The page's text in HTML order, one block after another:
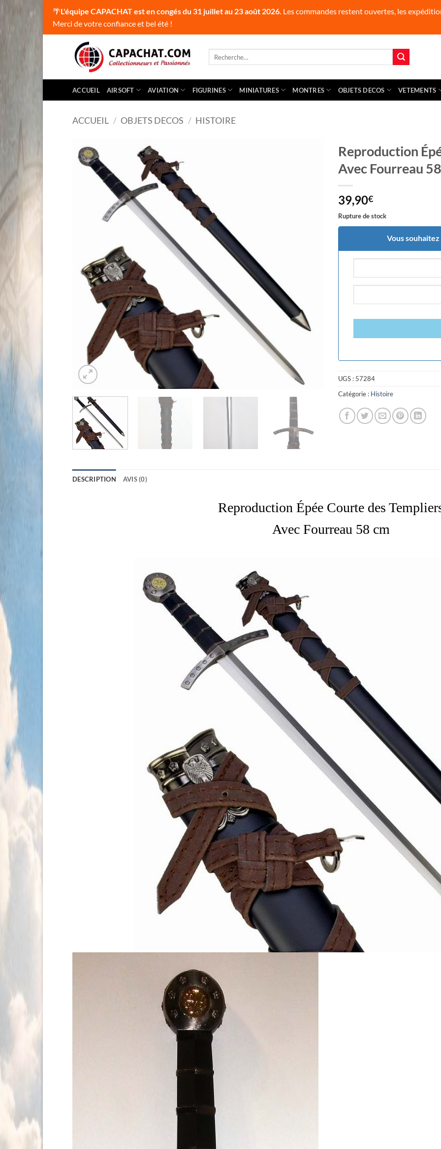
🌴L'équipe CAPACHAT est en congés du 31 juillet au 23 août 2026. Les commandes restent ouvertes, les
Merci de votre confiance et bel été !
ACCUEIL AIRSOFT AVIATION FIGURINES MINIATURES MONTRES OBJETS DECOS VETEMENTS
ACCUEIL / OBJETS DECOS / HISTOIRE
Reproduction
Avec Fourreau
39,90€
Rupture de stock
Vous
UGS : 57284
Catégorie : Histoire
DESCRIPTION AVIS (0)
Reproduction Épée Courte des
Avec Fourreau 58 cm